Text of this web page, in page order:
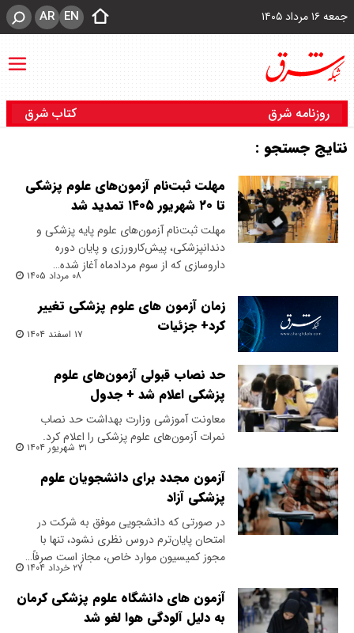
جمعه ۱۶ مرداد ۱۴۰۵ EN
AR
روزنامه شرق کتاب شرق
نتایج جستجو :
مهلت ثبت‌نام آزمون‌های علوم پزشکی
تا ۲۰ شهریور ۱۴۰۵ تمدید شد
مهلت ثبت‌نام آزمون‌های علوم پایه پزشکی و
دندانپزشکی، پیش‌کارورزی و پایان دوره
داروسازی که از سوم مردادماه آغاز شده…
۰۸ مرداد ۱۴۰۵
زمان آزمون های علوم پزشکی تغییر
کرد+ جزئیات
۱۷ اسفند ۱۴۰۴
حد نصاب قبولی آزمون‌های علوم
پزشکی اعلام شد + جدول
معاونت آموزشی وزارت بهداشت حد نصاب
نمرات آزمون‌های علوم پزشکی را اعلام کرد.
۳۱ شهریور ۱۴۰۴
آزمون مجدد برای دانشجویان علوم
پزشکی آزاد
در صورتی که دانشجویی موفق به شرکت در
امتحان پایان‌ترم دروس نظری نشود، تنها با
مجوز کمیسیون موارد خاص، مجاز است صرفاً…
۲۷ خرداد ۱۴۰۴
آزمون های دانشگاه علوم پزشکی کرمان
به دلیل آلودگی هوا لغو شد